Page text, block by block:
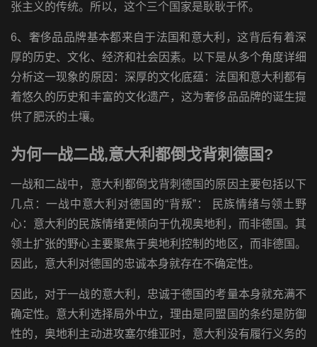
张主义的传统。所以，这个三个国家是耿耿于怀。
6、奢侈品品牌基本都来自于法国和意大利，这背后有着深
厚的历史、文化、经济和社会因素。以下是从多个角度详细
分析这一现象的原因：深厚的文化底蕴：法国和意大利都有
着悠久的历史和丰富的文化遗产，这为奢侈品品牌的诞生提
供了肥沃的土壤。
为何一战二战,意大利都倒戈背刺德国?
一战和二战中，意大利都倒戈背刺德国的原因主要包括以下
几点：一战中意大利对德国的“背叛”： 民族情绪与领土野
心：意大利的民族情绪更倾向于仇视奥地利，而非德国。其
领土扩张的野心主要聚焦于奥地利控制的地区，而非德国。
因此，意大利对德国的忠诚本身就存在不确定性。
因此，对于一战的意大利，忠诚于德国的考量本身就充满不
确定性。意大利选择局外中立，理由是同盟国的条约是防御
性的，奥地利主动进攻塞尔维亚时，意大利没有履行义务的